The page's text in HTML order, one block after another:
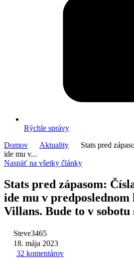
Rýchle správy
Domov
Aktuality
Stats pred
ide mu v...
Naspäť na všetky články
Stats pred zápasom:
ide mu v
Villans. Bude to v
Steve3465
18. mája 2023
32 komentárov